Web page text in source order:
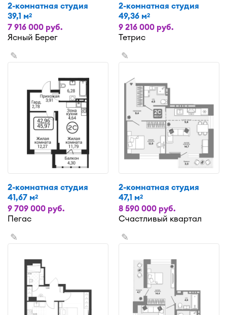
2-комнатная студия
39,1 м2
7 916 000 руб.
Ясный Берег
2-комнатная студия
49,36 м2
9 216 000 руб.
Тетрис
✎
2-комнатная студия
41,67 м2
9 709 000 руб.
Пегас
✎
2-комнатная студия
47,1 м2
8 590 000 руб.
Счастливый квартал
✎ ✎